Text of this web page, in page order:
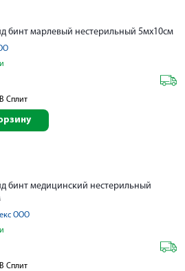
бинт марлевый нестерильный 5мх10см
В Сплит
бинт медицинский нестерильный
ООО
В Сплит